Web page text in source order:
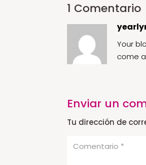
1 Comentario
Your
come
Enviar un
Tu dirección de